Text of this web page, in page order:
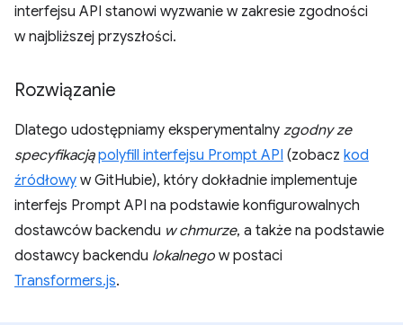
interfejsu API stanowi wyzwanie w zakresie zgodności
w najbliższej przyszłości.
Rozwiązanie
Dlatego udostępniamy eksperymentalny zgodny ze
specyfikacją polyfill interfejsu Prompt API (zobacz kod
źródłowy w GitHubie), który dokładnie implementuje
interfejs Prompt API na podstawie konfigurowalnych
dostawców backendu w chmurze, a także na podstawie
dostawcy backendu lokalnego w postaci
Transformers.js.